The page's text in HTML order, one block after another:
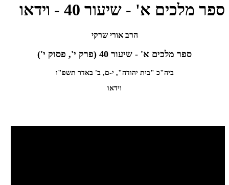
ספר מלכים א' - שיעור 40 - וידאו
הרב אורי שרקי
ספר מלכים א' - שיעור 40 (פרק י', פסוק י')
ביה"כ "בית יהודה", י-ם, ב' באדר תשפ"ו
וידאו